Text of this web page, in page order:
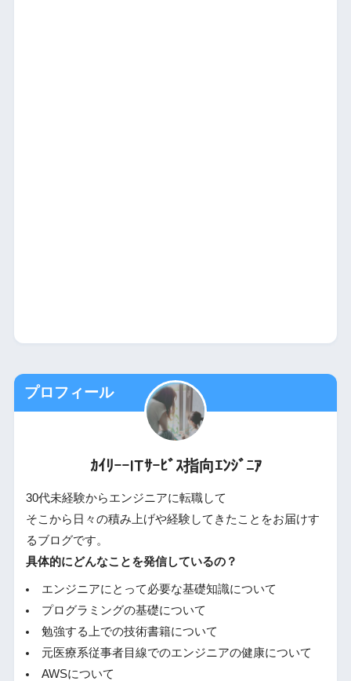
プロフィール
ｶｲﾘｰｰITｻｰﾋﾞｽ指向ｴﾝｼﾞﾆｱ
30代未経験からエンジニアに転職して
そこから日々の積み上げや経験してきたことをお届けす
るブログです。
具体的にどんなことを発信しているの？
エンジニアにとって必要な基礎知識について
プログラミングの基礎について
勉強する上での技術書籍について
元医療系従事者目線でのエンジニアの健康について
AWSについて